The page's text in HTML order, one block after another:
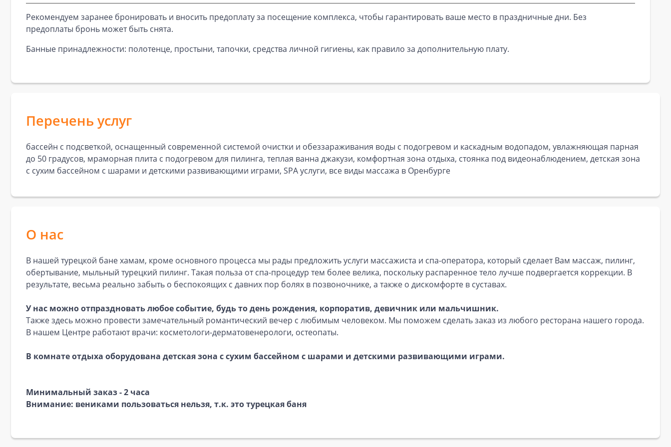
Рекомендуем заранее бронировать и вносить предоплату за посещение комплекса, чтобы гарантировать ваше место в праздничные дни. Без
предоплаты бронь может быть снята.
Банные принадлежности: полотенце, простыни, тапочки, средства личной гигиены, как правило за дополнительную плату.
Перечень услуг
бассейн с подсветкой, оснащенный современной системой очистки и обеззараживания воды с подогревом и каскадным водопадом, увлажняющая парная
до 50 градусов, мраморная плита с подогревом для пилинга, теплая ванна джакузи, комфортная зона отдыха, стоянка под видеонаблюдением, детская зона
с сухим бассейном с шарами и детскими развивающими играми, SPA услуги, все виды массажа в Оренбурге
О нас
В нашей турецкой бане хамам, кроме основного процесса мы рады предложить услуги массажиста и спа-оператора, который сделает Вам массаж, пилинг,
обертывание, мыльный турецкий пилинг. Такая польза от спа-процедур тем более велика, поскольку распаренное тело лучше подвергается коррекции. В
результате, весьма реально забыть о беспокоящих с давних пор болях в позвоночнике, а также о дискомфорте в суставах.
У нас можно отпраздновать любое событие, будь то день рождения, корпоратив, девичник или мальчишник.
Также здесь можно провести замечательный романтический вечер с любимым человеком. Мы поможем сделать заказ из любого ресторана нашего города.
В нашем Центре работают врачи: косметологи-дерматовенерологи, остеопаты.
В комнате отдыха оборудована детская зона с сухим бассейном с шарами и детскими развивающими играми.
Минимальный заказ - 2 часа
Внимание: вениками пользоваться нельзя, т.к. это турецкая баня